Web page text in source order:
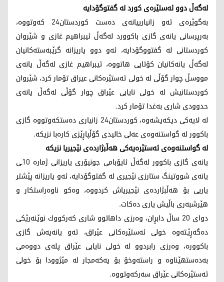
لەگەڵ دوو ئەستێرەی كورد لە گفتوگۆدایە
بەگوێرەی ئەو زانیارییانەی دەست كوردستان24 كەوتووە،
بەرپرسانی یانەی گازی باكوورد لەگەڵ ئیبراهیم غازی و شێروان
كوردستانی لە گفتووگۆدایە، ئەو دوو یاریزانە گرێبەستەكانیان
لەگەڵ یانەكانیان كۆتایی هاتووە، ئیبراهیم غازی لەگەڵ یانەی
مووسڵ چوار گۆڵی لە خولی ئەستێرەكانی عیراق تۆمار كرد، شێروان
كوردستانیش لە خولی نایابی عێراق چوار گۆڵی لەگەڵ یانەی
حدوودی شاری بەغدا تۆمار كرد.
لە لایەكی دیكەیشەوە، كوردستان24 زانیاری دەستكەوتووە گازی
باكوور لە گواستنەوەی عەلی خالیدی گۆڵپاڕێزی كارەبا نزیكە.
لە گواستنەوەی ئەستێرەیەكی هەڵبژاردەی نێجیریا نزیكە
یانەی گازی باكوور لەگەڵ ئایۆبامی جونیۆری یاریزانی ژمارە 10ـی
یانەی شووتینگ ستارزی نێجیری لە گفتوگۆدایە، ئەو یاریزانە پێشتر
یاریی بۆ هەڵبژاردەی نێجیریاش كردووە، وەكو ناوەراستكار و
هێرشبەری باڵیش یاری دەكات.
دوای 20 ساڵ دابڕان، وەرزی داهاتوو شاری كەركووك نوێنەرێكی
دەگەڕێـتەوە خولی ئەستێرەكانی عێراق، ئەو یانەیەش گازی
باكوورە، وەرزی رابردوو لە خولی نایابی عێراق پلەی دووەمی
بەدەستهێناوە و راستەوخۆ بۆ یەكەمجار لە مێژوودا بۆ خولی
ئەستێرەكانی عێراق سەركەوتووە.